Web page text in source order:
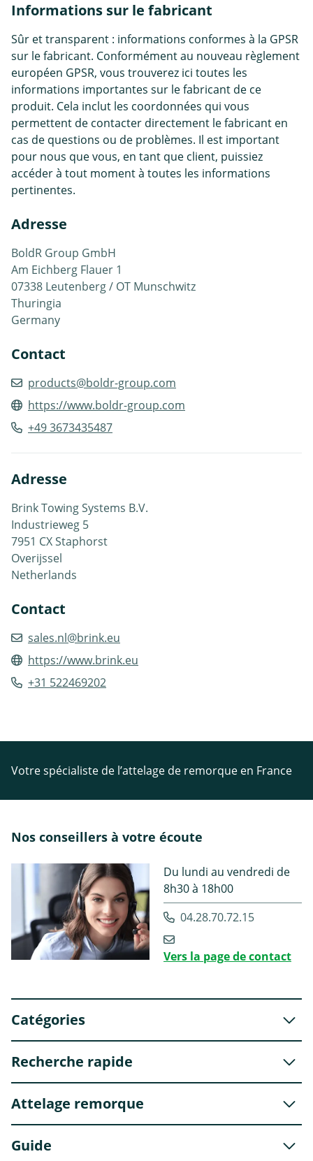
Informations sur le fabricant
Sûr et transparent : informations conformes à la GPSR
sur le fabricant. Conformément au nouveau règlement
européen GPSR, vous trouverez ici toutes les
informations importantes sur le fabricant de ce
produit. Cela inclut les coordonnées qui vous
permettent de contacter directement le fabricant en
cas de questions ou de problèmes. Il est important
pour nous que vous, en tant que client, puissiez
accéder à tout moment à toutes les informations
pertinentes.
Adresse
BoldR Group GmbH
Am Eichberg Flauer 1
07338 Leutenberg / OT Munschwitz
Thuringia
Germany
Contact
products@boldr-group.com
https://www.boldr-group.com
+49 3673435487
Adresse
Brink Towing Systems B.V.
Industrieweg 5
7951 CX Staphorst
Overijssel
Netherlands
Contact
sales.nl@brink.eu
https://www.brink.eu
+31 522469202
Votre spécialiste de l’attelage de remorque en France
Nos conseillers à votre écoute
Du lundi au vendredi de
8h30 à 18h00
04.28.70.72.15
Vers la page de contact
Catégories
Recherche rapide
Attelage remorque
Guide